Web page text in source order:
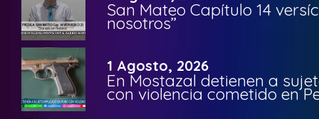
San Mateo Capítulo 14
nosotros”
1 Agosto, 2026
En Mostazal detienen a
con violencia cometido en